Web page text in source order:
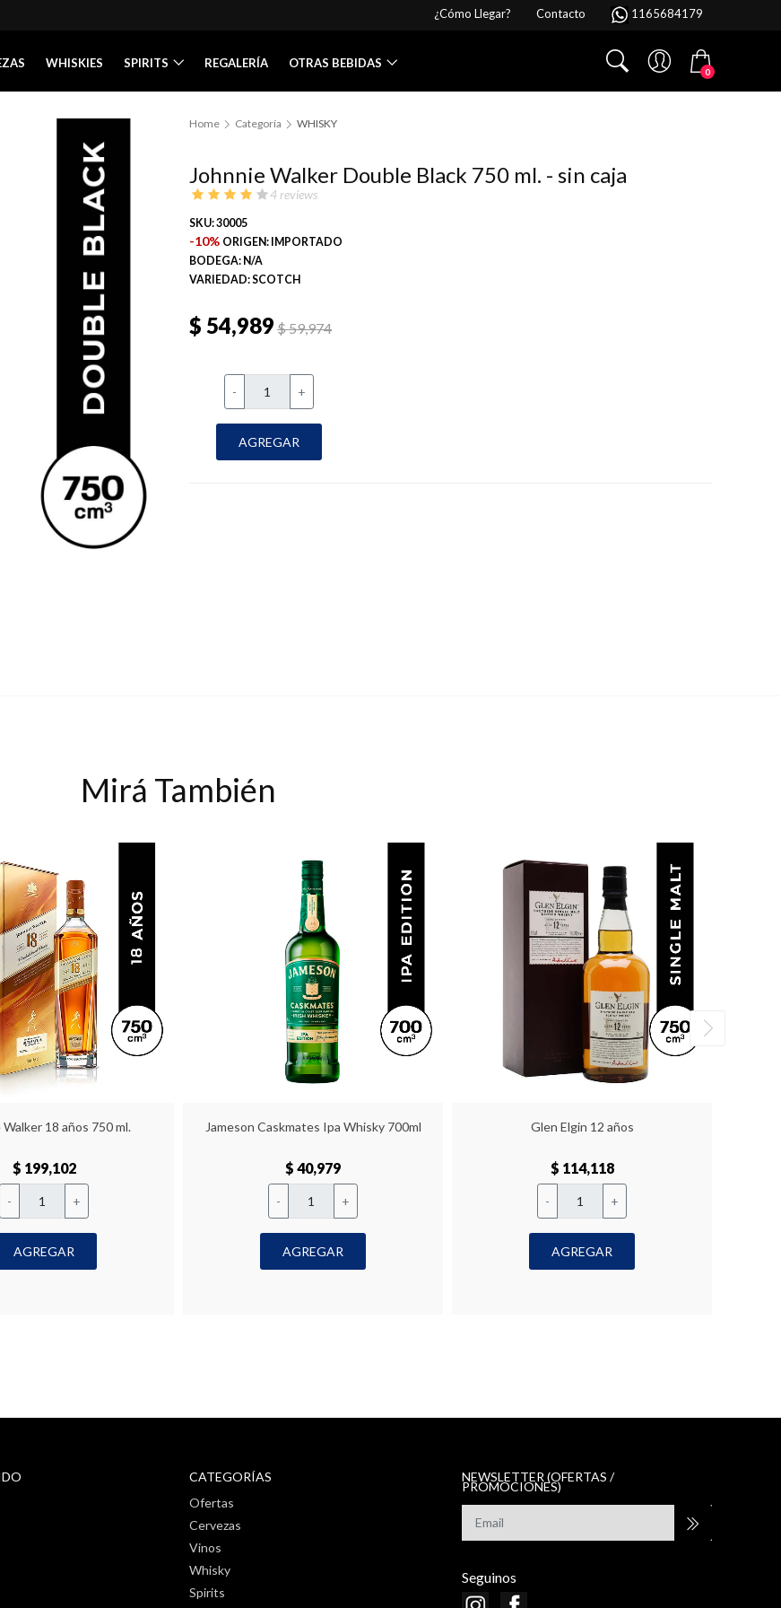
¿Cómo Llegar? Contacto 1165684179
WHISKIES SPIRITS REGALERÍA OTRAS BEBIDAS
0
Home Categoría WHISKY
Johnnie Walker Double Black 750 ml. - sin caja
4 reviews
SKU: 30005
-10% ORIGEN: IMPORTADO
BODEGA: N/A
VARIEDAD: SCOTCH
$ 54,989 $ 59,974
- +
AGREGAR
Mirá También
Walker 18 años 750 ml.
$ 199,102
- +
AGREGAR
Jameson Caskmates Ipa Whisky 700ml
$ 40,979
- +
AGREGAR
Glen Elgin 12 años
$ 114,118
- +
AGREGAR
CATEGORÍAS
Ofertas
Cervezas
Vinos
Whisky
Spirits
NEWSLETTER (OFERTAS /
PROMOCIONES)
Seguinos